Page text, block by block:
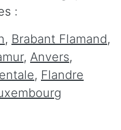
:
, Brabant Flamand,
, Anvers,
, Flandre